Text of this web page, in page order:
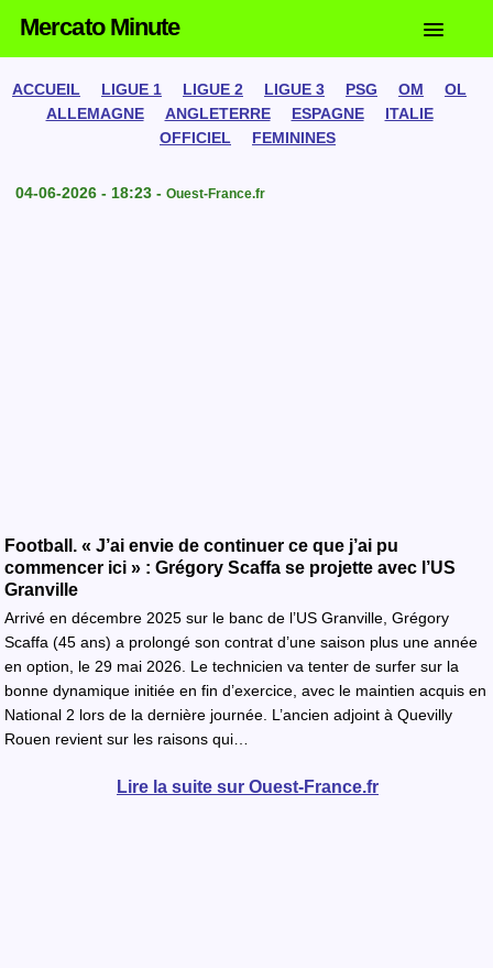
Mercato Minute
ACCUEIL LIGUE 1 LIGUE 2 LIGUE 3 PSG OM
OL
ALLEMAGNE
ANGLETERRE ESPAGNE
ITALIE
OFFICIEL
FEMININES
04-06-2026 - 18:23 - Ouest-France.fr
Football. « J’ai envie de continuer ce que j’ai pu
commencer ici » : Grégory Scaffa se projette avec l’US
Granville
Arrivé en décembre 2025 sur le banc de l’US Granville, Grégory
Scaffa (45 ans) a prolongé son contrat d’une saison plus une année
en option, le 29 mai 2026. Le technicien va tenter de surfer sur la
bonne dynamique initiée en fin d’exercice, avec le maintien acquis en
National 2 lors de la dernière journée. L’ancien adjoint à Quevilly
Rouen revient sur les raisons qui…
Lire la suite sur Ouest-France.fr